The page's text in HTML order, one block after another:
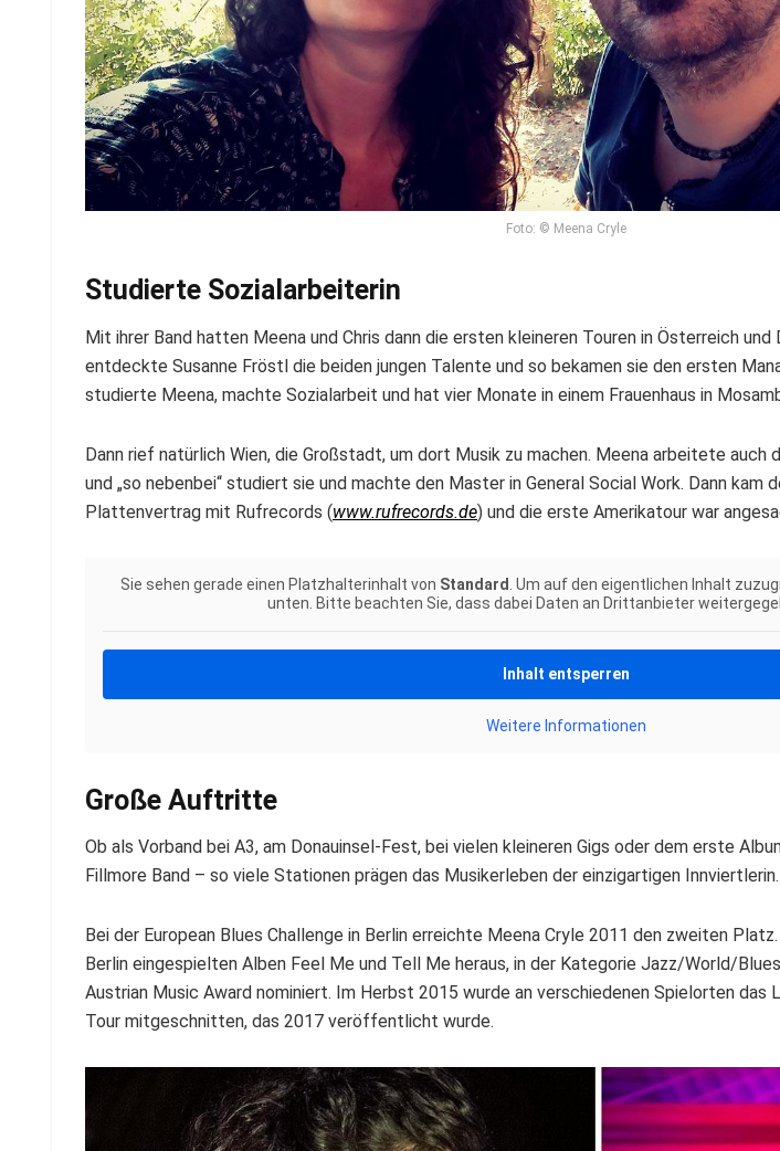
Foto: © Meena Cryle
Studierte Sozialarbeiterin
Mit ihrer Band hatten Meena und Chris dann die ersten kleineren Touren in Österreich und
entdeckte Susanne Fröstl die beiden jungen Talente und so bekamen sie den ersten
studierte Meena, machte Sozialarbeit und hat vier Monate in einem Frauenhaus in
Dann rief natürlich Wien, die Großstadt, um dort Musik zu machen. Meena arbeitete auch
und „so nebenbei“ studiert sie und machte den Master in General Social Work. Dann
Plattenvertrag mit Rufrecords (www.rufrecords.de) und die erste Amerikatour war
Sie sehen gerade einen Platzhalterinhalt von Standard . Um auf den eigentlichen Inhalt
unten. Bitte beachten Sie, dass dabei Daten an Drittanbieter
Inhalt entsperren
Weitere Informationen
Große Auftritte
Ob als Vorband bei A3, am Donauinsel-Fest, bei vielen kleineren Gigs oder dem erste
Fillmore Band – so viele Stationen prägen das Musikerleben der einzigartigen Innviertlerin.
Bei der European Blues Challenge in Berlin erreichte Meena Cryle 2011 den zweiten
Berlin eingespielten Alben Feel Me und Tell Me heraus, in der Kategorie Jazz/World/
Austrian Music Award nominiert. Im Herbst 2015 wurde an verschiedenen Spielorten das
Tour mitgeschnitten, das 2017 veröffentlicht wurde.